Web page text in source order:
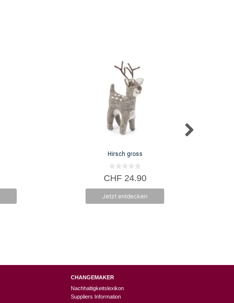
Hirsch gross
0
v
5
CHF24.90
Jetzt entdecken
CHANGEMAKER
Nachhaltigkeitslexikon
Suppliers Information